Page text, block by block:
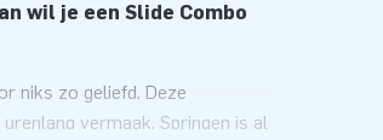
wil je een Slide Combo
niks zo geliefd. Deze
vermaak. Springen is al